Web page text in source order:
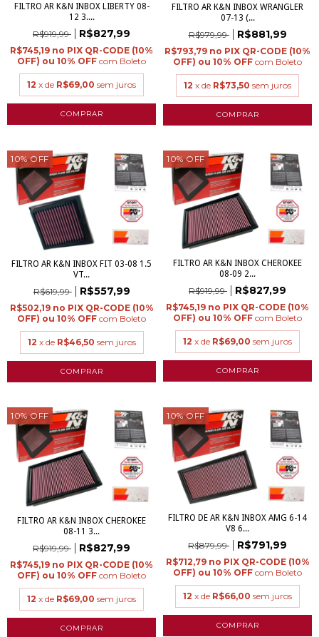
FILTRO AR K&N INBOX LIBERTY 08-
12 3....
R$919,99 R$827,99
R$745,19
com Boleto
12 x de R$69,00 sem juros
FILTRO AR K&N INBOX WRANGLER
07-13 (...
R$979,99 R$881,99
R$793,79
com Boleto
12 x de R$73,50 sem juros
10%OFF
FILTRO AR K&N INBOX FIT 03-08 1.5
VT...
R$619,99 R$557,99
R$502,19
com Boleto
12 x de R$46,50 sem juros
10%OFF
FILTRO AR K&N INBOX CHEROKEE
08-09 2...
R$919,99 R$827,99
R$745,19
com Boleto
12 x de R$69,00 sem juros
10%OFF
FILTRO AR K&N INBOX CHEROKEE
08-11 3...
R$919,99 R$827,99
R$745,19
com Boleto
12 x de R$69,00 sem juros
10%OFF
FILTRO DE AR K&N INBOX AMG 6-14
V8 6...
R$879,99 R$791,99
R$712,79
com Boleto
12 x de R$66,00 sem juros